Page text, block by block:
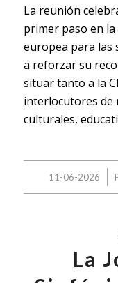
La reunión
primer paso en
europea para las
a reforzar su
situar tanto a la
interlocutores de
culturales,
11-06-2026
/
La